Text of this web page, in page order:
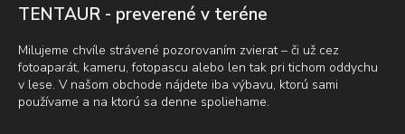
TENTAUR - preverené v teréne
Milujeme chvíle strávené pozorovaním zvierat – či už cez
fotoaparát, kameru, fotopascu alebo len tak pri tichom oddychu
v lese. V našom obchode nájdete iba výbavu, ktorú sami
používame a na ktorú sa denne spoliehame.